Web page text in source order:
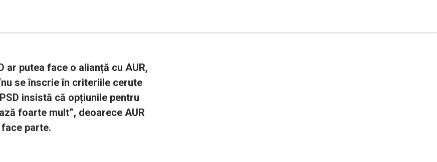
ar putea face o alianță cu AUR,
se înscrie în criteriile cerute
insistă că opțiunile pentru
foarte mult”, deoarece AUR
parte.